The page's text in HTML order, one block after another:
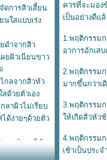
ดการสิวเสี้ยน
นใสแบบเร่ง
ดำจากสิว
ยผิวเนียนขาว
กลจากสิวหัว
ด้วยตัวเอง
ลาผิวไม่เรียบ
ได้ง่ายๆด้วยตัว
วน ทำเองได้
ระเป๋า
ควรที่จะมอง
เป็นอย่างดีแ
1.พฤติกรรม
อาการอักเส
2.พฤติกรรมก
มากขึ้นกว่าเ
3.พฤติกรรม
ห้เกิดสิวหัวช้
4.พฤติกรรม
เช้าเป็นประ